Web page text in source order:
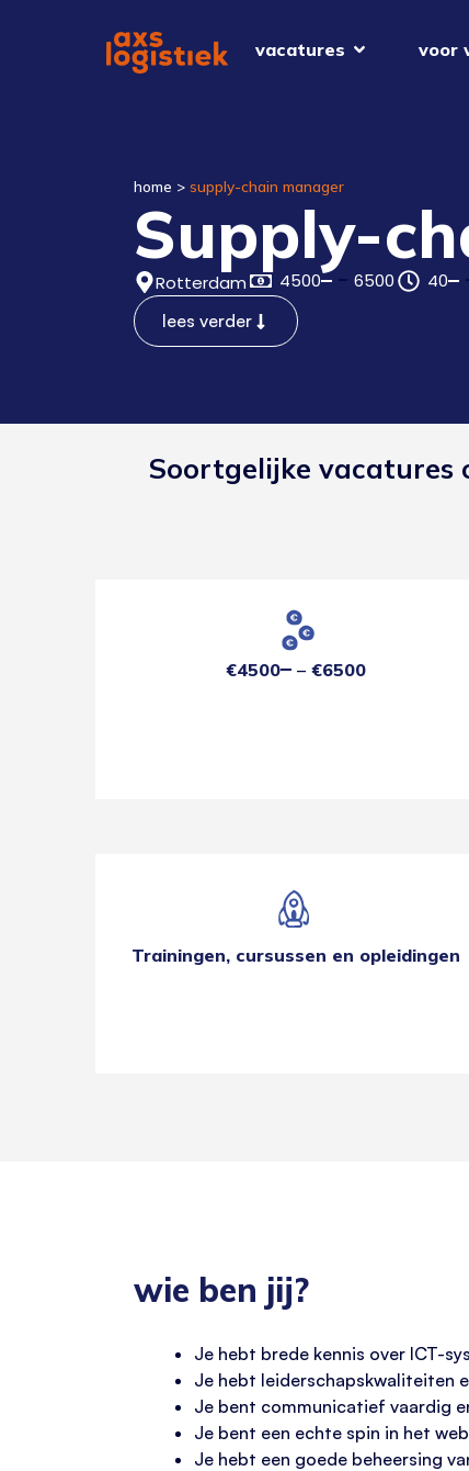
vacatures voor
home > supply-chain manager
Supply-
Rotterdam 4500 6500 40
lees verder
Soortgelijke vacatures
€4500 €6500
Trainingen, cursussen en opleidingen
wie ben jij?
Je hebt brede kennis over ICT-
Je hebt leiderschapskwaliteiten
Je bent communicatief vaardig
Je bent een echte spin in het
Je hebt een goede beheersing